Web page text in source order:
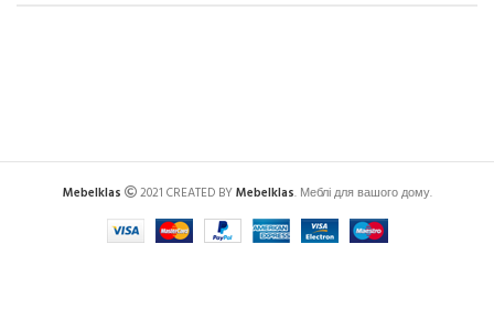
Mebelklas 2021 CREATED BYMebelklas. Меблі для вашого дому.